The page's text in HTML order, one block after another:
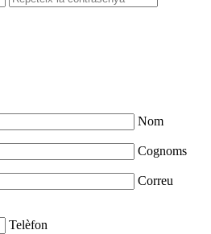
Nom
Cognoms
Correu
Telèfon